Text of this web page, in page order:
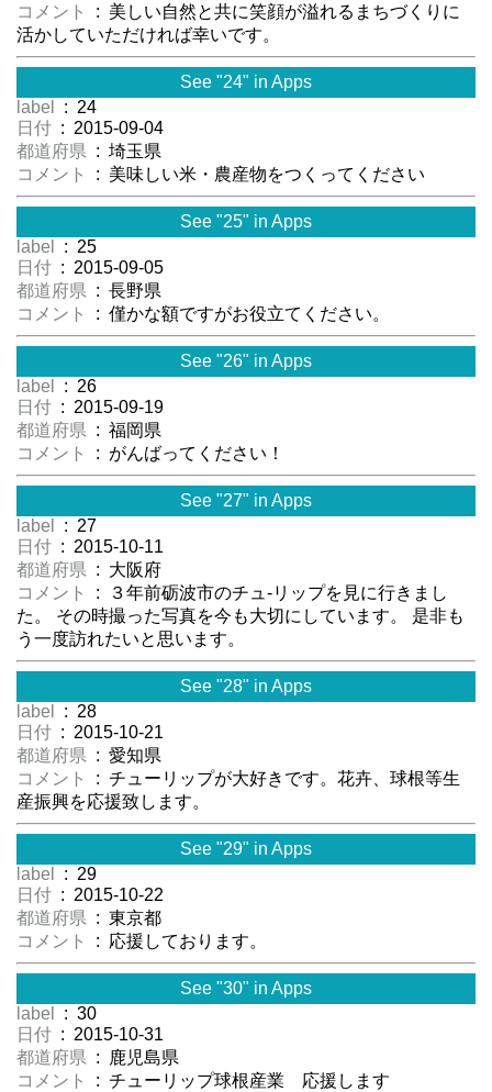
コメント
: 美しい自然と共に笑顔が溢れるまちづくりに
活かしていただければ幸いです。
See "24" in Apps
label
: 24
日付 : 2015-09-04
都道府県 : 埼玉県
コメント
: 美味しい米・農産物をつくってください
See "25" in Apps
label
: 25
日付 : 2015-09-05
都道府県 : 長野県
コメント
: 僅かな額ですがお役立てください。
See "26" in Apps
label
: 26
日付 : 2015-09-19
都道府県 : 福岡県
コメント
: がんばってください！
See "27" in Apps
label
: 27
日付 : 2015-10-11
都道府県 : 大阪府
コメント
: ３年前砺波市のチュ-リップを見に行きまし
た。 その時撮った写真を今も大切にしています。 是非も
う一度訪れたいと思います。
See "28" in Apps
label
: 28
日付 : 2015-10-21
都道府県 : 愛知県
コメント
: チューリップが大好きです。花卉、球根等生
産振興を応援致します。
See "29" in Apps
label
: 29
日付 : 2015-10-22
都道府県 : 東京都
コメント
: 応援しております。
See "30" in Apps
label
: 30
日付 : 2015-10-31
都道府県 : 鹿児島県
コメント
: チューリップ球根産業 応援します